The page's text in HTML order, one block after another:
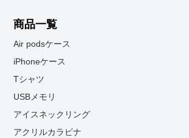
商品一覧
Air podsケース
iPhoneケース
Tシャツ
USBメモリ
アイスネックリング
アクリルカラビナ